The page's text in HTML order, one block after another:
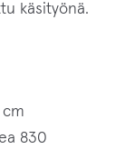
käsityönä.
830